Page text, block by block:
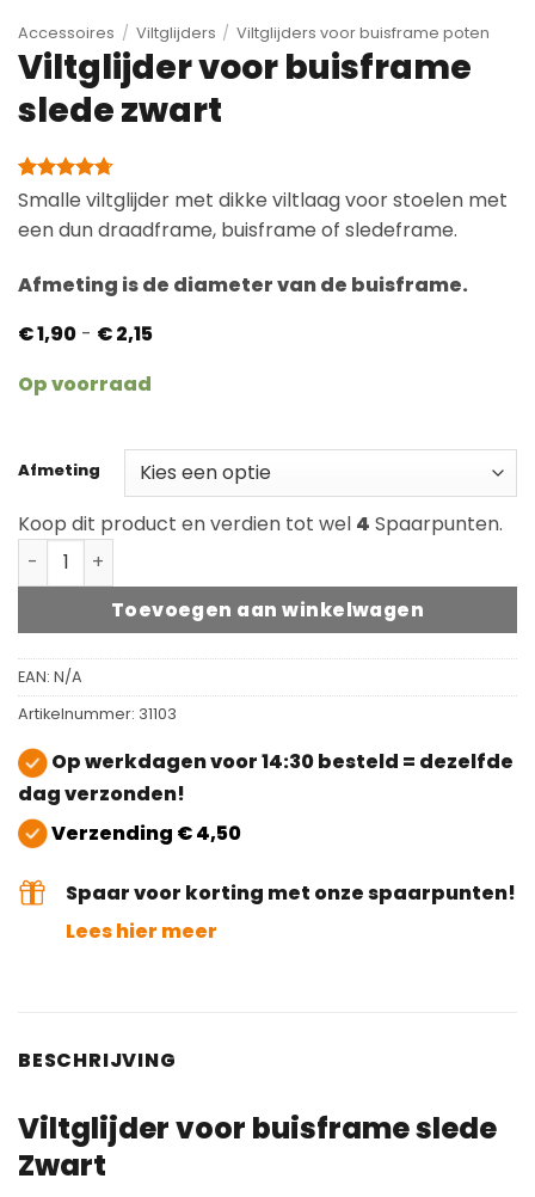
Accessoires / Viltglijders / Viltglijders voor buisframe poten
Viltglijder voor buisframe
slede zwart
Gewaardeerd
gebaseerd
24
klantbeoordelingen
Smalle viltglijder met dikke viltlaag voor stoelen met
een dun draadframe, buisframe of sledeframe.
Afmeting is de diameter van de buisframe.
€1,90 - €2,15Prijsklasse:
Op voorraad
Afmeting
Koop dit product en verdien tot wel 4 Spaarpunten.
Viltglijder voor buisframe slede zwart aantal
Toevoegen aan winkelwagen
EAN: N/A
Artikelnummer: 31103
Op werkdagen voor 14:30 besteld = dezelfde
dag verzonden!
Verzending € 4,50
Spaar voor korting met onze spaarpunten!
Lees hier meer
BESCHRIJVING
Viltglijder voor buisframe slede
Zwart